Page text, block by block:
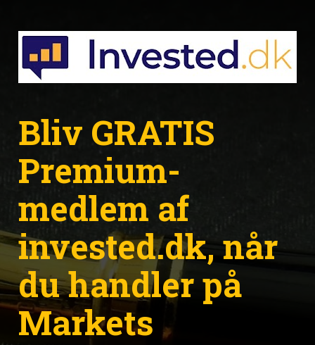
Bliv GRATIS
Premium-
medlem af
invested.dk, når
du handler på
Markets